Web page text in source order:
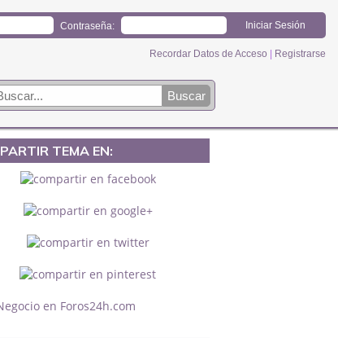
Contraseña:
Recordar Datos de Acceso Registrarse
TEMA EN: